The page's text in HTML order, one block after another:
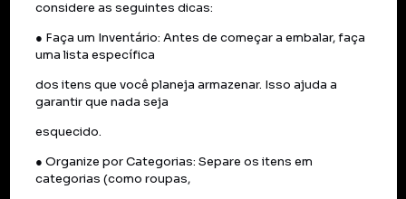
considere as seguintes dicas:
● Faça um Inventário: Antes de começar a embalar, faça
uma lista específica
dos itens que você planeja armazenar. Isso ajuda a
garantir que nada seja
esquecido.
● Organize por Categorias: Separe os itens em
categorias (como roupas,